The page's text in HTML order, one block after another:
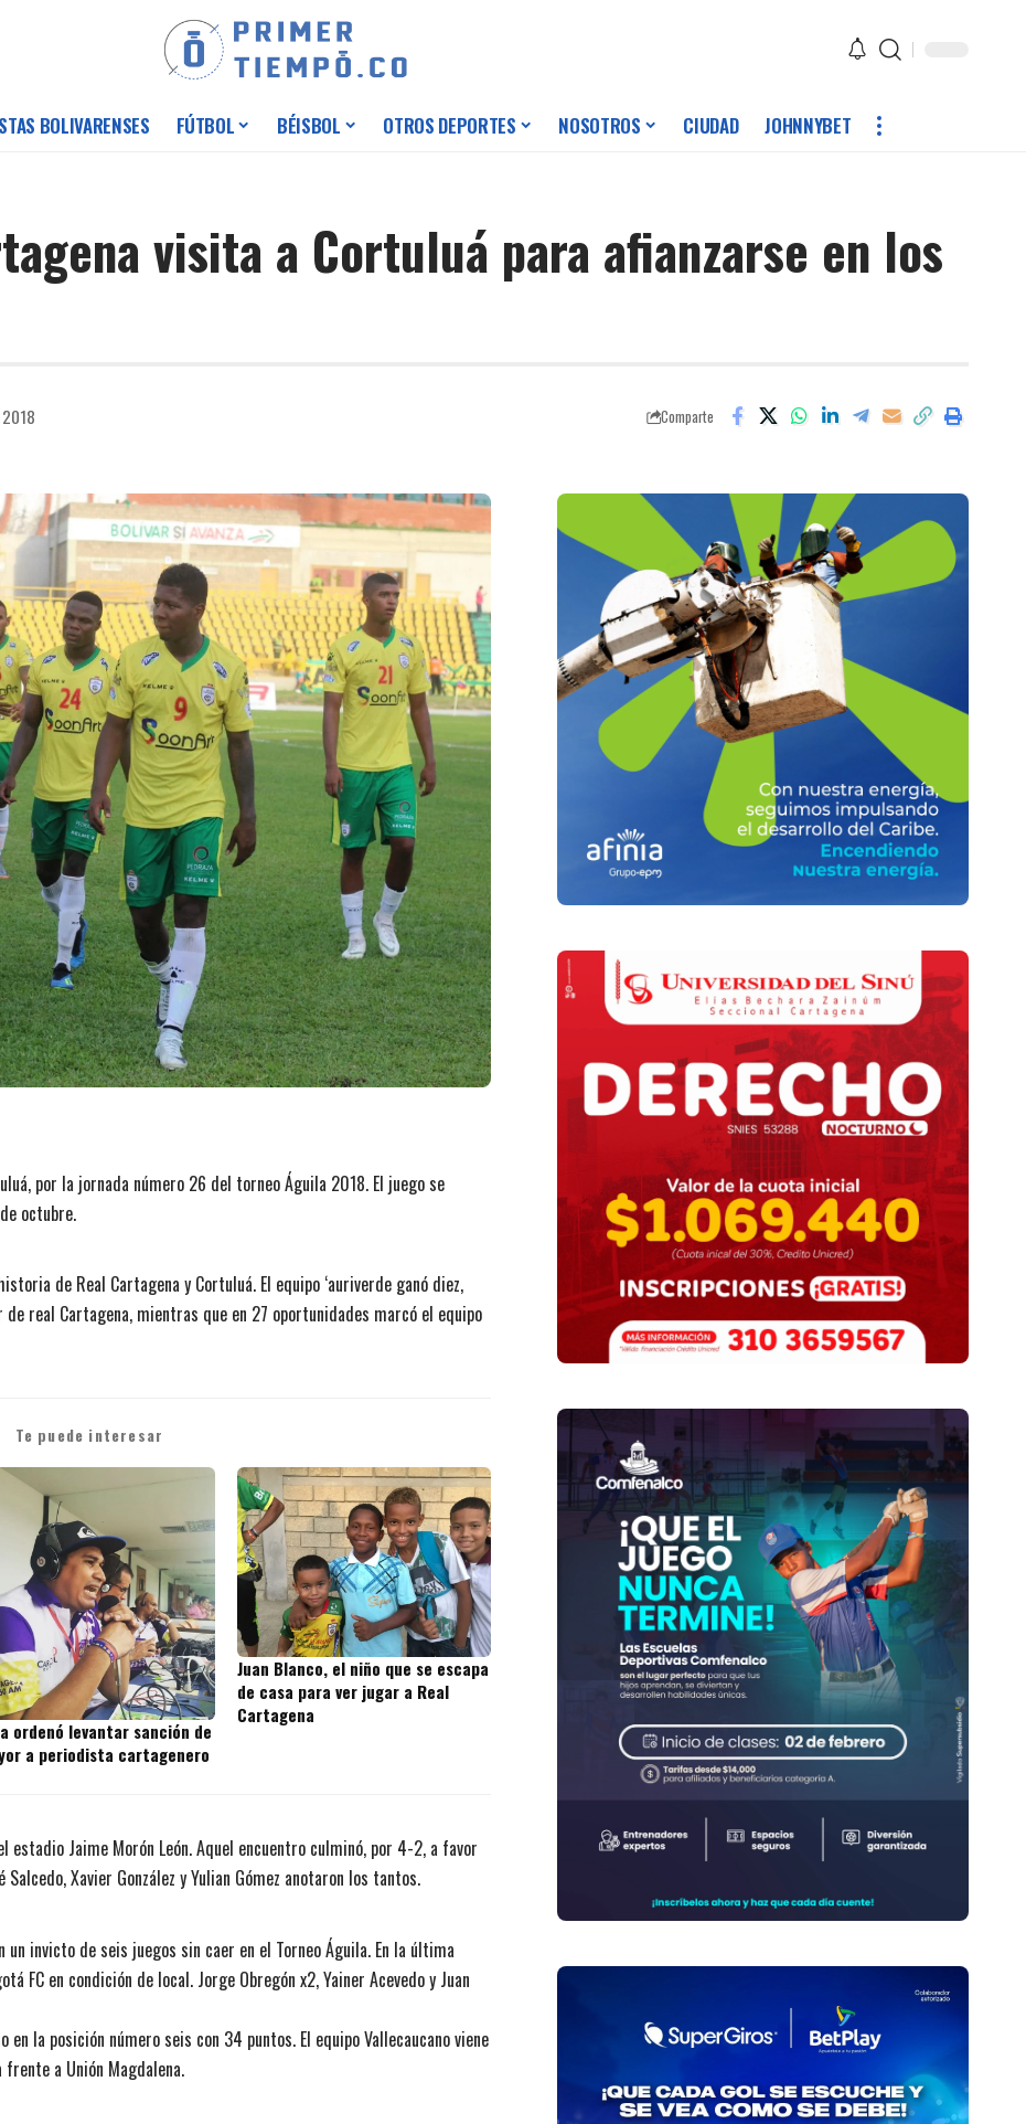
BOLIVARENSES FÚTBOL BÉISBOL OTROS DEPORTES NOSOTROS CIUDAD JOHNNYBET
visita a Cortuluá para afianzarse en los
Comparte
por la jornada número 26 del torneo Águila 2018. El juego se
octubre.
de Real Cartagena y Cortuluá. El equipo ‘auriverde ganó diez,
real Cartagena, mientras que en 27 oportunidades marcó el equipo
Te puede interesar
ordenó levantar sanción de
a periodista cartagenero
Juan Blanco, el niño que se escapa
de casa para ver jugar a Real
Cartagena
Jaime Morón León. Aquel encuentro culminó, por 4-2, a favor
Xavier González y Yulian Gómez anotaron los tantos.
un invicto de seis juegos sin caer en el Torneo Águila. En la última
FC en condición de local. Jorge Obregón x2, Yainer Acevedo y Juan
la posición número seis con 34 puntos. El equipo Vallecaucano viene
a Unión Magdalena.